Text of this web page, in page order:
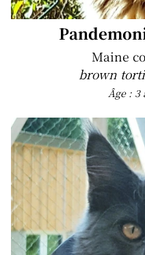
Maine
brown
Âge : 3